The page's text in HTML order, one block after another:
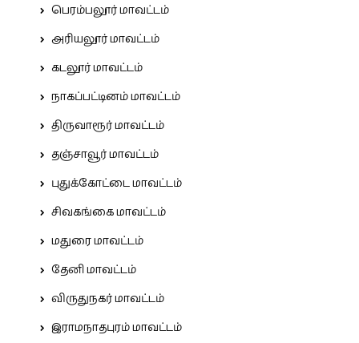
பெரம்பலூர் மாவட்டம்
அரியலூர் மாவட்டம்
கடலூர் மாவட்டம்
நாகப்பட்டினம் மாவட்டம்
திருவாரூர் மாவட்டம்
தஞ்சாவூர் மாவட்டம்
புதுக்கோட்டை மாவட்டம்
சிவகங்கை மாவட்டம்
மதுரை மாவட்டம்
தேனி மாவட்டம்
விருதுநகர் மாவட்டம்
இராமநாதபுரம் மாவட்டம்